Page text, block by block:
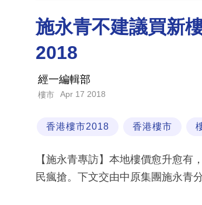
施永青不建議買新
2018
經一編輯部
樓市 Apr 17 2018
香港樓市2018 香港樓市
【施永青專訪】本地樓價愈升愈有
民瘋搶。下文交由中原集團施永青